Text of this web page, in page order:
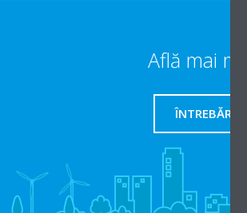
Află mai
ÎNTREBĂRI